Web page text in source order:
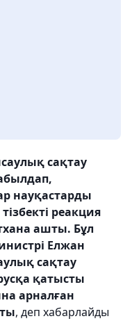
сақтау
науқастарды
реакция
ашты. Бұл
Елжан
сақтау
қатысты
арналған
, деп хабарлайды